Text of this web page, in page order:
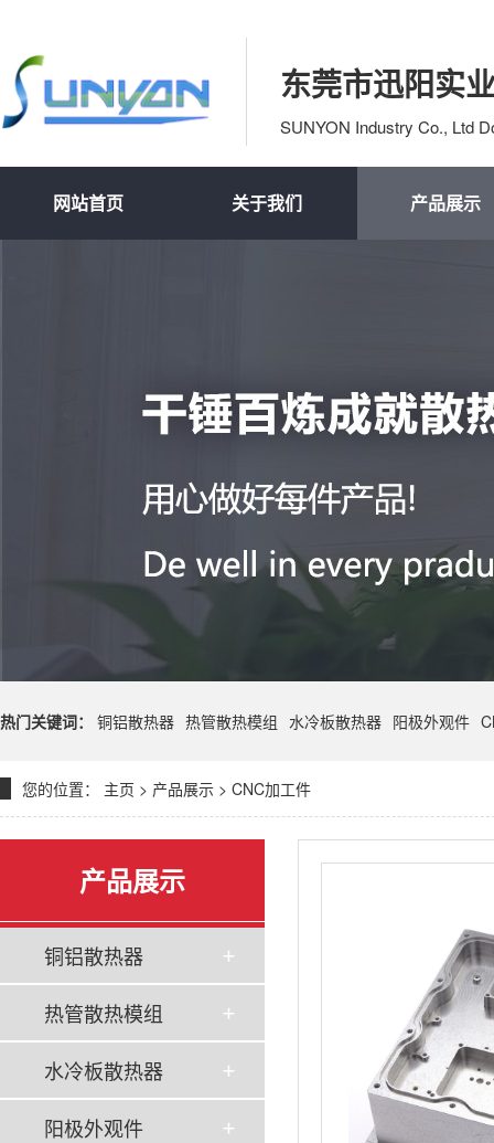
东莞市迅阳实
SUNYON Industry Co., Ltd
网站首页 关于我们 产品展示
热门关键词： 铜铝散热器 热管散热模组 水冷板散热器 阳极外观件
您的位置： 主页 > 产品展示 > CNC加工件
产品展示
铜铝散热器
热管散热模组
水冷板散热器
阳极外观件